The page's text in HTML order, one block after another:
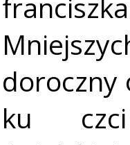
doroczny
ku